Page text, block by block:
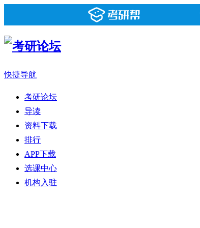
快捷导航
考研论坛
导读
资料下载
排行
APP下载
选课中心
机构入驻